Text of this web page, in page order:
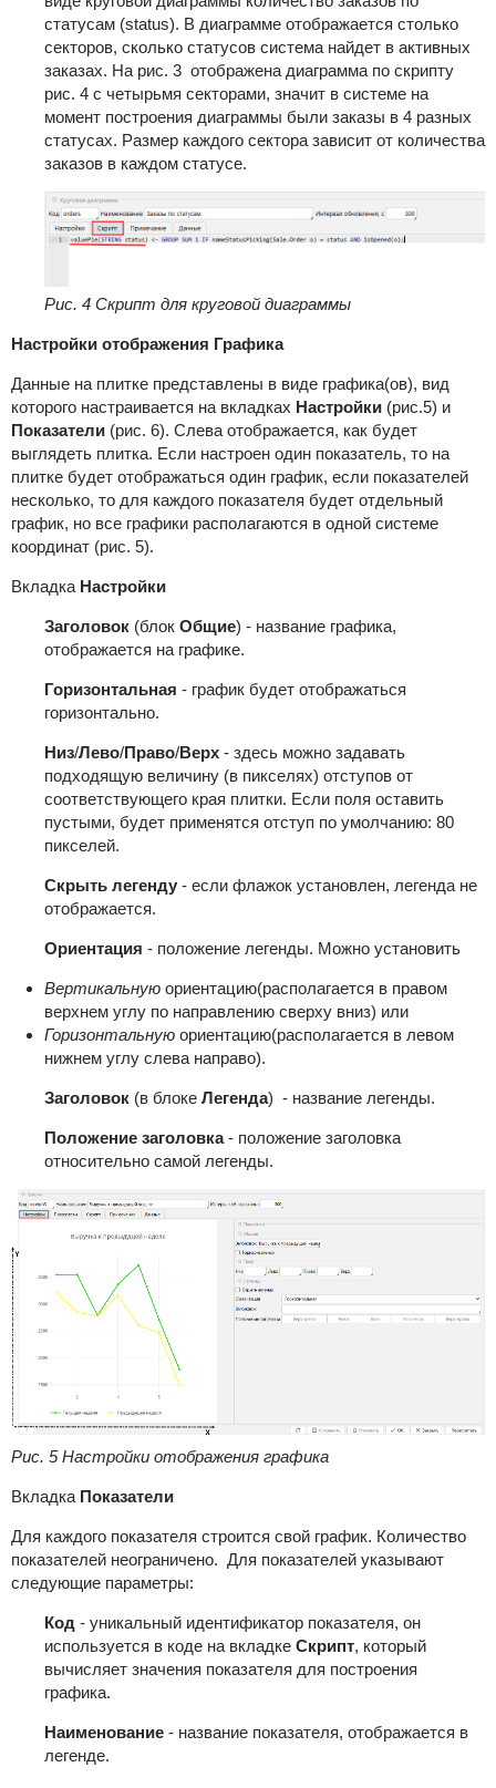
статусам (status). В диаграмме отображается столько
секторов, сколько статусов система найдет в активных
заказах. На рис. 3 отображена диаграмма по скрипту
рис. 4 с четырьмя секторами, значит в системе на
момент построения диаграммы были заказы в 4 разных
статусах. Размер каждого сектора зависит от количества
заказов в каждом статусе.
Рис. 4 Скрипт для круговой диаграммы
Настройки отображения Графика
Данные на плитке представлены в виде графика(ов), вид
которого настраивается на вкладках Настройки (рис.5) и
Показатели (рис. 6). Слева отображается, как будет
выглядеть плитка. Если настроен один показатель, то на
плитке будет отображаться один график, если показателей
несколько, то для каждого показателя будет отдельный
график, но все графики располагаются в одной системе
координат (рис. 5).
Вкладка Настройки
Заголовок (блок Общие) - название графика,
отображается на графике.
Горизонтальная - график будет отображаться
горизонтально.
Низ/Лево/Право/Верх - здесь можно задавать
подходящую величину (в пикселях) отступов от
соответствующего края плитки. Если поля оставить
пустыми, будет применятся отступ по умолчанию: 80
пикселей.
Скрыть легенду - если флажок установлен, легенда не
отображается.
Ориентация - положение легенды. Можно установить
Вертикальную ориентацию(располагается в правом
верхнем углу по направлению сверху вниз) или
Горизонтальную ориентацию(располагается в левом
нижнем углу слева направо).
Заголовок (в блоке Легенда) - название легенды.
Положение заголовка- положение заголовка
относительно самой легенды.
Рис. 5 Настройки отображения графика
Вкладка Показатели
Для каждого показателя строится свой график. Количество
показателей неограничено. Для показателей указывают
следующие параметры:
Код - уникальный идентификатор показателя, он
используется в коде на вкладке Скрипт, который
вычисляет значения показателя для построения
графика.
Наименование - название показателя, отображается в
легенде.